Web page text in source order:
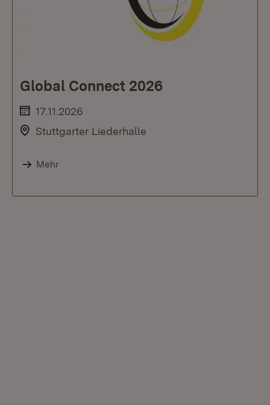
Global Connect 2026
17.11.2026
Stuttgarter Liederhalle
Mehr